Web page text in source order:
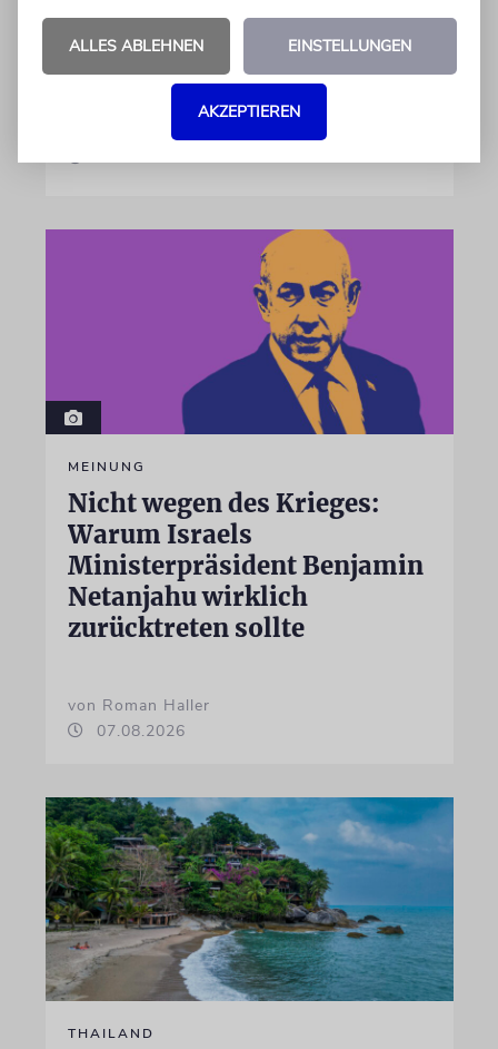
Beim Kauf der Maschine wurde bewusst auf
das System »FalconEye« verzichtet, weil der
israelische Rüstungskonzern Elbit Systems an
dem Produkt beteiligt ist
07.08.2026
MEINUNG
Nicht wegen des Krieges:
Warum Israels
Ministerpräsident Benjamin
Netanjahu wirklich
zurücktreten sollte
von Roman Haller
07.08.2026
THAILAND
ALLES ABLEHNEN EINSTELLUNGEN
AKZEPTIEREN